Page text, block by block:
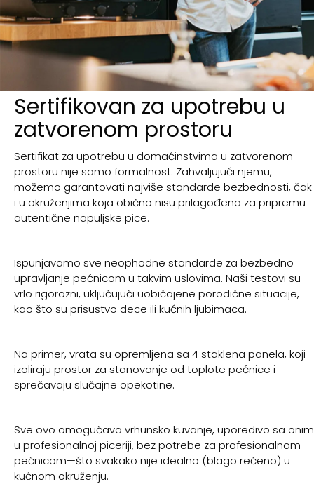
Sertifikovan za upotrebu u
zatvorenom prostoru
Sertifikat za upotrebu u domaćinstvima u zatvorenom
prostoru nije samo formalnost. Zahvaljujući njemu,
možemo garantovati najviše standarde bezbednosti, čak
i u okruženjima koja obično nisu prilagođena za pripremu
autentične napuljske pice.
Ispunjavamo sve neophodne standarde za bezbedno
upravljanje pećnicom u takvim uslovima. Naši testovi su
vrlo rigorozni, uključujući uobičajene porodične situacije,
kao što su prisustvo dece ili kućnih ljubimaca.
Na primer, vrata su opremljena sa 4 staklena panela, koji
izoliraju prostor za stanovanje od toplote pećnice i
sprečavaju slučajne opekotine.
Sve ovo omogućava vrhunsko kuvanje, uporedivo sa onim
u profesionalnoj piceriji, bez potrebe za profesionalnom
pećnicom—što svakako nije idealno (blago rečeno) u
kućnom okruženju.